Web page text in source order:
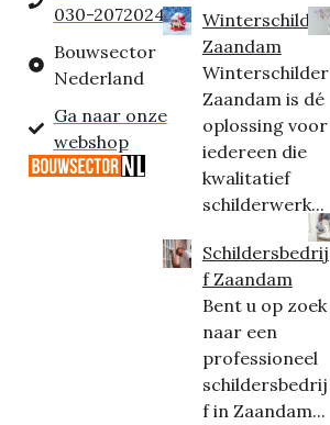
030-2072024
Bouwsector
Nederland
Ga naar onze
webshop
Winterschilder
Zaandam
Winterschilder
Zaandam is dé
oplossing voor
iedereen die
kwalitatief
schilderwerk...
Schildersbedrij
f Zaandam
Bent u op zoek
naar een
professioneel
schildersbedrij
f in Zaandam...